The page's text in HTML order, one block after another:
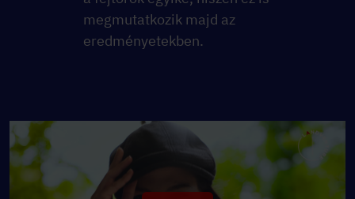
megmutatkozik majd az
eredményetekben.